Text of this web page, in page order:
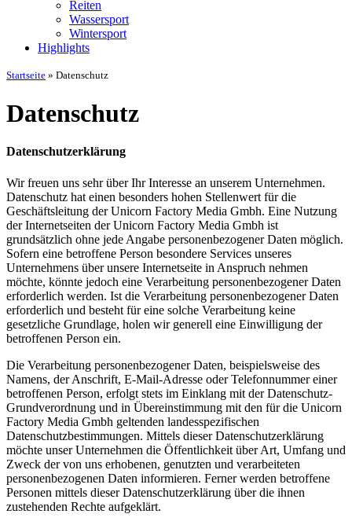
Reiten
Wassersport
Wintersport
Highlights
Startseite » Datenschutz
Datenschutz
Datenschutzerklärung
Wir freuen uns sehr über Ihr Interesse an unserem Unternehmen.
Datenschutz hat einen besonders hohen Stellenwert für die
Geschäftsleitung der Unicorn Factory Media Gmbh. Eine Nutzung
der Internetseiten der Unicorn Factory Media Gmbh ist
grundsätzlich ohne jede Angabe personenbezogener Daten möglich.
Sofern eine betroffene Person besondere Services unseres
Unternehmens über unsere Internetseite in Anspruch nehmen
möchte, könnte jedoch eine Verarbeitung personenbezogener Daten
erforderlich werden. Ist die Verarbeitung personenbezogener Daten
erforderlich und besteht für eine solche Verarbeitung keine
gesetzliche Grundlage, holen wir generell eine Einwilligung der
betroffenen Person ein.
Die Verarbeitung personenbezogener Daten, beispielsweise des
Namens, der Anschrift, E-Mail-Adresse oder Telefonnummer einer
betroffenen Person, erfolgt stets im Einklang mit der Datenschutz-
Grundverordnung und in Übereinstimmung mit den für die Unicorn
Factory Media Gmbh geltenden landesspezifischen
Datenschutzbestimmungen. Mittels dieser Datenschutzerklärung
möchte unser Unternehmen die Öffentlichkeit über Art, Umfang und
Zweck der von uns erhobenen, genutzten und verarbeiteten
personenbezogenen Daten informieren. Ferner werden betroffene
Personen mittels dieser Datenschutzerklärung über die ihnen
zustehenden Rechte aufgeklärt.